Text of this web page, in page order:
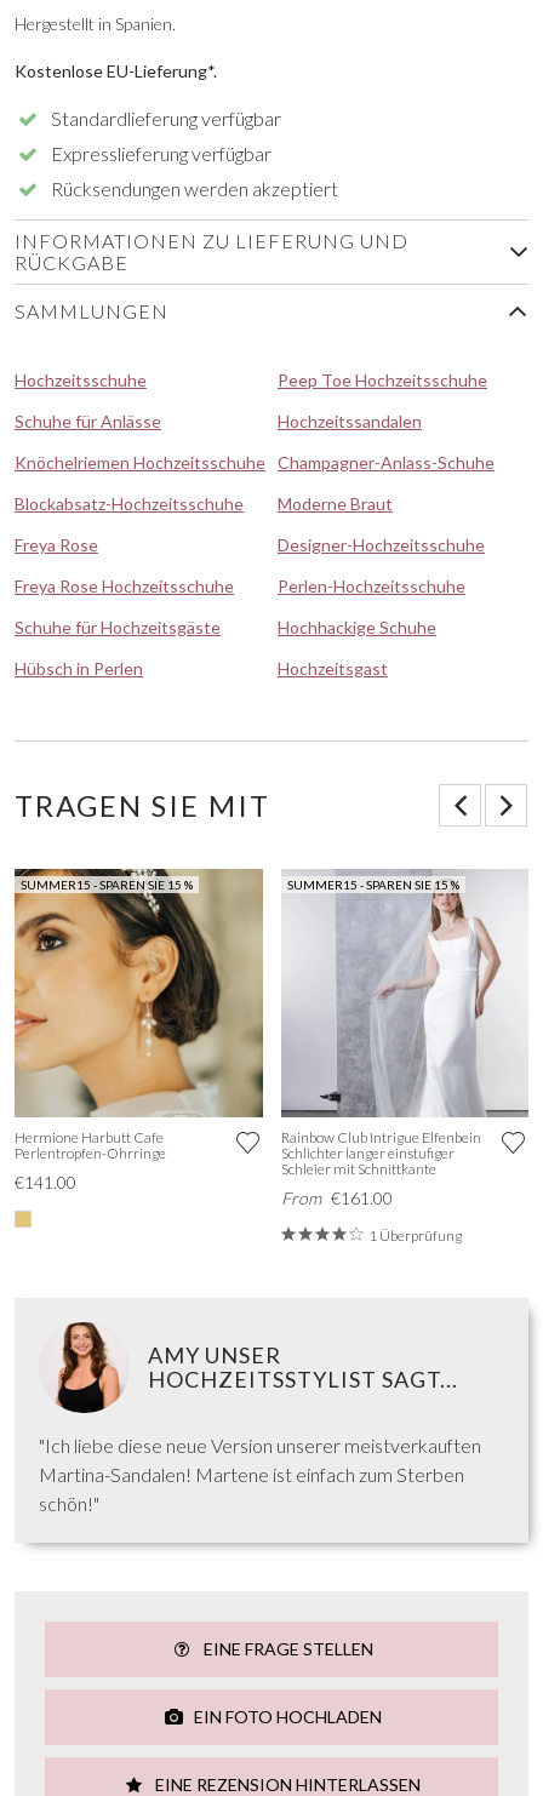
Hergestellt in Spanien.
Kostenlose EU-Lieferung*.
Standardlieferung verfügbar
Expresslieferung verfügbar
Rücksendungen werden akzeptiert
INFORMATIONEN ZU LIEFERUNG UND
RÜCKGABE
SAMMLUNGEN
Hochzeitsschuhe
Peep Toe Hochzeitsschuhe
Schuhe für Anlässe
Hochzeitssandalen
Knöchelriemen Hochzeitsschuhe Champagner-Anlass-Schuhe
Blockabsatz-Hochzeitsschuhe
Moderne Braut
Freya Rose
Designer-Hochzeitsschuhe
Freya Rose Hochzeitsschuhe
Perlen-Hochzeitsschuhe
Schuhe für Hochzeitsgäste
Hochhackige Schuhe
Hübsch in Perlen
Hochzeitsgast
TRAGEN SIE MIT
SUMMER15 - SPAREN SIE 15 %
Hermione Harbutt Cafe
Perlentropfen-Ohrringe
€141.00
SUMMER15 - SPAREN SIE 15 %
Rainbow Club Intrigue Elfenbein
Schlichter langer einstufiger
Schleier mit Schnittkante
From €161.00
1 Überprüfung
AMY UNSER
HOCHZEITSSTYLIST SAGT...
"Ich liebe diese neue Version unserer meistverkauften
Martina-Sandalen! Martene ist einfach zum Sterben
schön!"
EINE FRAGE STELLEN
EIN FOTO HOCHLADEN
EINE REZENSION HINTERLASSEN